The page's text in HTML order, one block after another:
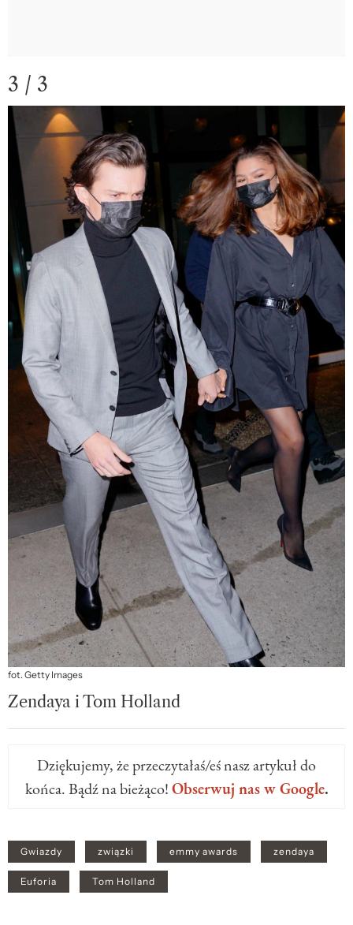
3 / 3
fot. Getty Images
Zendaya i Tom Holland
Dziękujemy, że przeczytałaś/eś nasz artykuł do
końca. Bądź na bieżąco!Obserwuj nas w Google.
Gwiazdy związki emmy awards zendaya
Euforia Tom Holland